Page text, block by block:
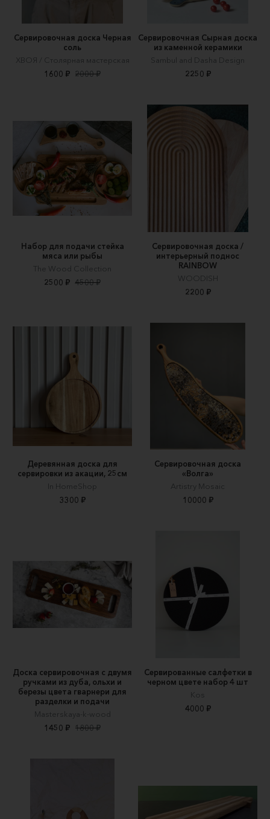
Сервировочная доска Черная
соль
ХВОЯ / Столярная мастерская
1600 ₽ 2000 ₽
Сервировочная Сырная доска
из каменной керамики
Sambul and Dasha Design
2250 ₽
Набор для подачи стейка
мяса или рыбы
The Wood Collection
2500 ₽ 4500 ₽
Сервировочная доска /
интерьерный поднос
RAINBOW
WOODISH
2200 ₽
Деревянная доска для
сервировки из акации, 25см
In HomeShop
3300 ₽
Сервировочная доска
«Волга»
Artistry Mosaic
10000 ₽
Доска сервировочная с двумя
ручками из дуба, ольхи и
березы цвета гварнери для
разделки и подачи
Masterskaya-k-wood
1450 ₽ 1800 ₽
Сервированные салфетки в
черном цвете набор 4 шт
Kos
4000 ₽